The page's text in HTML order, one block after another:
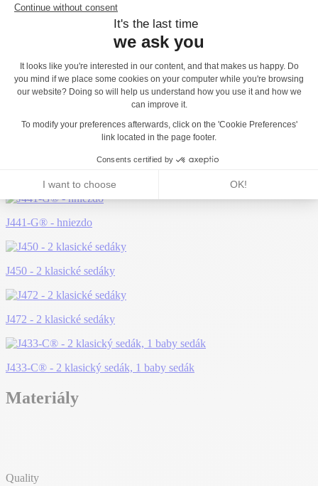
Možno sa vám bude páčiť...
J441-G® - hniezdo
J450 - 2 klasické sedáky
J472 - 2 klasické sedáky
J433-C® - 2 klasický sedák, 1 baby sedák
Materiály
Quality